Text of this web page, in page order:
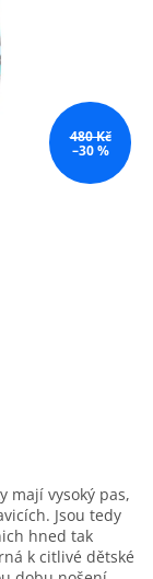
480 Kč
–30 %
mají vysoký pas,
Jsou tedy
hned tak
k citlivé dětské